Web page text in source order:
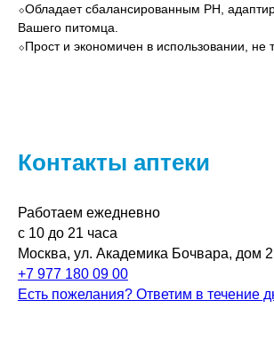
⬦Обладает сбалансированным PH,
Вашего питомца.
⬦Прост и экономичен в использовании, не
Контакты аптеки
Работаем ежедневно
с 10 до 21 часа
Москва, ул. Академика Бочвара, дом 2
+7 977 180 09 00
Есть пожелания? Ответим в течение